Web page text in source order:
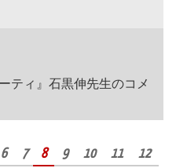
ティ』石黒伸先生のコメ
6 7 8 9 10 11
12